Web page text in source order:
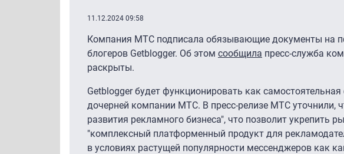
11.12.2024 09:58
Компания МТС подписала обязывающие документы на
блогеров Getblogger. Об этом сообщила пресс-служба
раскрыты.
Getblogger будет функционировать как
дочерней компании МТС. В пресс-релизе МТС уточнили,
развития рекламного бизнеса", что позволит укрепить
"комплексный платформенный продукт для
в условиях растущей популярности мессенджеров как